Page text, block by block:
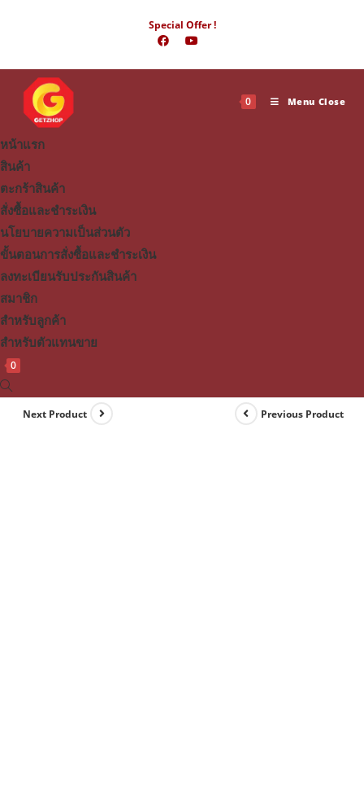
Special Offer !
0 Menu Close
หน้าแรก
สินค้า
ตะกร้าสินค้า
สั่งซื้อและชำระเงิน
นโยบายความเป็นส่วนตัว
ขั้นตอนการสั่งซื้อและชำระเงิน
ลงทะเบียนรับประกันสินค้า
สมาชิก
สำหรับลูกค้า
สำหรับตัวแทนขาย
0
Toggle
website
Previous Product
Next Product